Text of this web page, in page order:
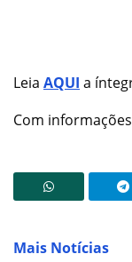
Leia AQUI a
Com
Mais Notícias